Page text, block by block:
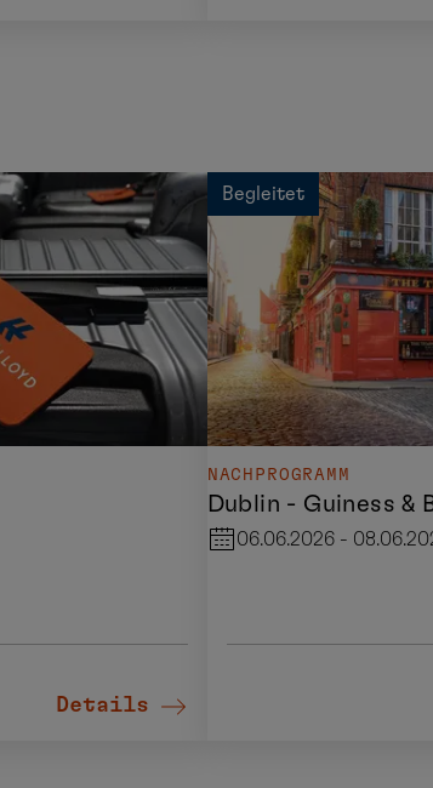
Details
Begleitet
NACHPROGRAMM
Dublin - Guiness &
06.06.2026 -